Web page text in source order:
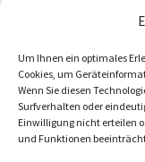
Um Ihnen ein optimales
Cookies, um
Wenn Sie diesen
Surfverhalten oder
Einwilligung nicht erteilen
und Funktionen
Bistum
Caritas Verband